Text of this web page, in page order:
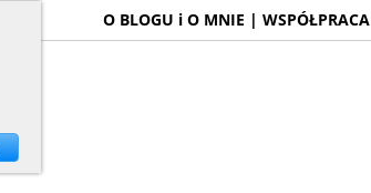
O BLOGU i O MNIE | WSPÓŁPRACA